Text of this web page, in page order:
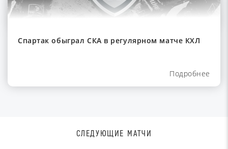
Спартак обыграл СКА в регулярном матче КХЛ
Подробнее
СЛЕДУЮЩИЕ МАТЧИ